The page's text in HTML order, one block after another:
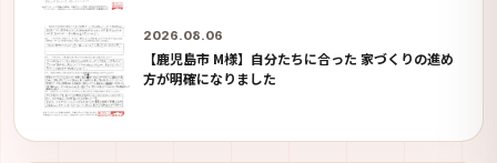
2026.08.06
【鹿児島市 M様】自分たちに合った 家づくりの進め
方が明確になりました